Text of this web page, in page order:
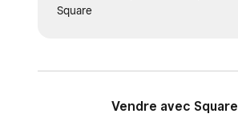
Square
Vendre avec Square